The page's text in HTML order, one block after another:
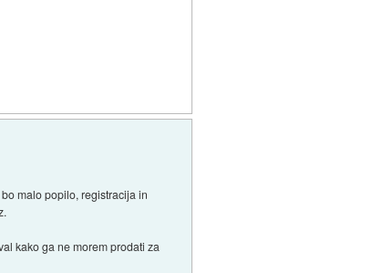
malo popilo, registracija in
kako ga ne morem prodati za